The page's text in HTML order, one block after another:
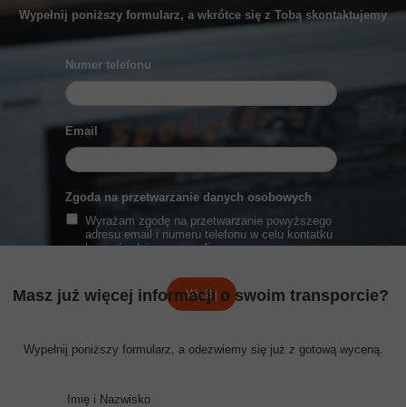
Imię i Nazwisko
Wypełnij poniższy formularz, a odezwiemy się już z gotową wyceną.
Masz już więcej informacji o swoim transporcie?
Numer telefonu
Email
Zgoda na przetwarzanie danych osobowych
Wyrażam zgodę na przetwarzanie powyższego
adresu email i numeru telefonu w celu kontatku
bezpośredniego przez firmę verocargo sp. z o.o
Wyślij
Wypełnij poniższy formularz, a wkrótce się z Tobą skontaktujemy